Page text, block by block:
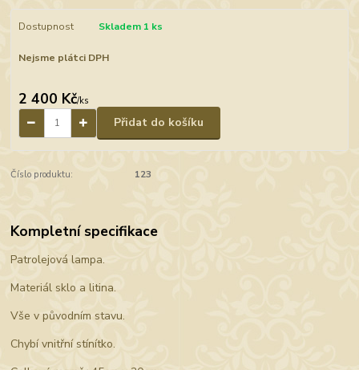
Dostupnost Skladem 1 ks
Nejsme plátci DPH
2 400 Kč/ks
Přidat do košíku
Číslo produktu: 123
Kompletní specifikace
Patrolejová lampa.
Materiál sklo a litina.
Vše v původním stavu.
Chybí vnitřní stínítko.